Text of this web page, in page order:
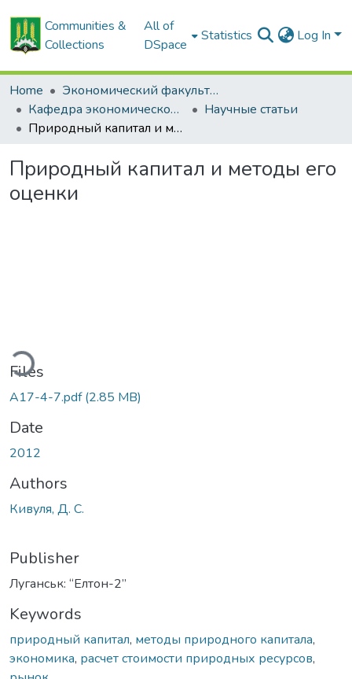
Communities &
Collections
All of
DSpace
Statistics Log In
Home
Экономический факультет
Кафедра экономической теории
Научные статьи
Природный капитал и методы его оценки
Природный капитал и методы его
оценки
Files
А17-4-7.pdf(2.85 MB)
Date
2012
Authors
Кивуля, Д. С.
Publisher
Луганськ: “Елтон-2”
Keywords
природный капитал, методы природного капитала,
экономика, расчет стоимости природных ресурсов,